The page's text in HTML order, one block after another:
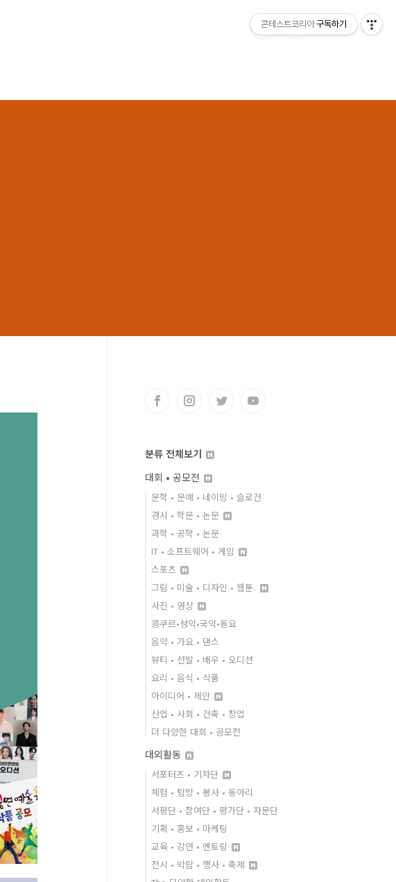
분류 전체보기
대회 • 공모전
문학 • 문예 • 네이밍 • 슬로건
경시 • 학문 • 논문
과학 • 공학 • 논문
IT • 소프트웨어 • 게임
스포츠
그림 • 미술 • 디자인 • 웹툰.
사진 • 영상
콩쿠르•성악•국악•동요
음악 • 가요 • 댄스
뷰티 • 선발 • 배우 • 오디션
요리 • 음식 • 식품
아이디어 • 제안
산업 • 사회 • 건축 • 창업
더 다양한 대회 • 공모전
대외활동
서포터즈 • 기자단
체험 • 탐방 • 봉사 • 동아리
서평단 • 참여단 • 평가단 • 자문단
기획 • 홍보 • 마케팅
교육 • 강연 • 멘토링
전시 • 박람 • 행사 • 축제
콘테스트코리아 구독하기